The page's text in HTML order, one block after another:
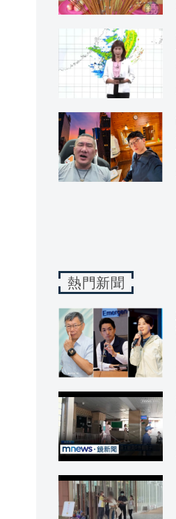
熱門新聞